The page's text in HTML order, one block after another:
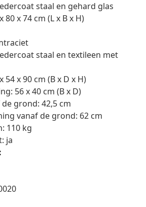
staal en gehard glas
x 74 cm (L x B x H)
staal en textileen met
x 90 cm (B x D x H)
56 x 40 cm (B x D)
grond: 42,5 cm
vanaf de grond: 62 cm
110 kg
ja